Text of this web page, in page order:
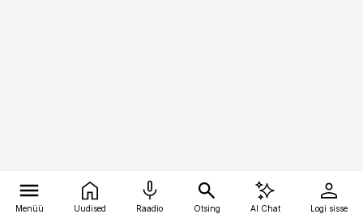
Menüü Uudised Raadio Otsing AI Chat Logi sisse